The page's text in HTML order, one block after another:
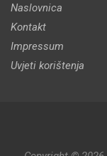
Naslovnica
Kontakt
Impressum
Uvjeti korištenja